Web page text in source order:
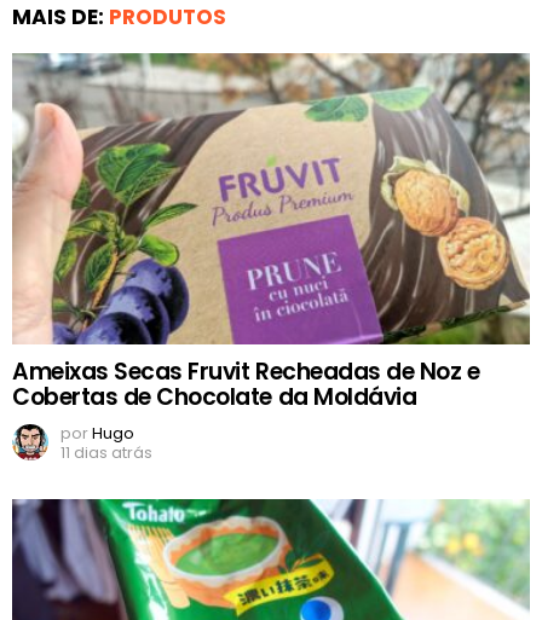
MAIS DE: PRODUTOS
Ameixas Secas Fruvit Recheadas de Noz e
Cobertas de Chocolate da Moldávia
porHugo
11 dias atrás